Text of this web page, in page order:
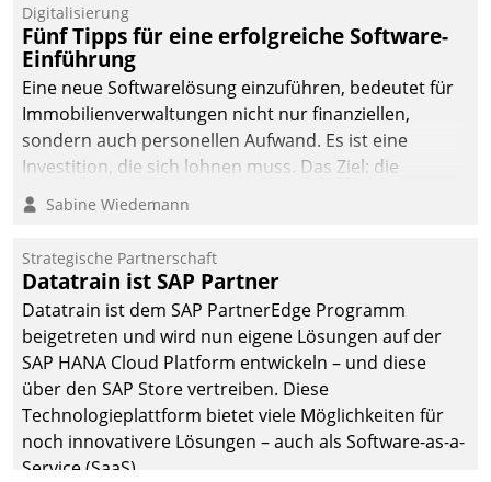
Digitalisierung
Fünf Tipps für eine erfolgreiche Software-
Einführung
Eine neue Softwarelösung einzuführen, bedeutet für
Immobilienverwaltungen nicht nur finanziellen,
sondern auch personellen Aufwand. Es ist eine
Investition, die sich lohnen muss. Das Ziel: die
nachhaltige Optimierung der Geschäftsabläufe. Damit
dieses Ziel erreicht wird, sollten einige Grundregeln
Sabine Wiedemann
Strategische Partnerschaft
Datatrain ist SAP Partner
Datatrain ist dem SAP PartnerEdge Programm
beigetreten und wird nun eigene Lösungen auf der
SAP HANA Cloud Platform entwickeln – und diese
über den SAP Store vertreiben. Diese
Technologieplattform bietet viele Möglichkeiten für
noch innovativere Lösungen – auch als Software-as-a-
Service (SaaS).